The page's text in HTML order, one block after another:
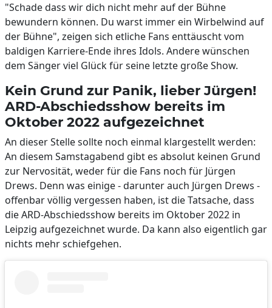
"Schade dass wir dich nicht mehr auf der Bühne
bewundern können. Du warst immer ein Wirbelwind auf
der Bühne", zeigen sich etliche Fans enttäuscht vom
baldigen Karriere-Ende ihres Idols. Andere wünschen
dem Sänger viel Glück für seine letzte große Show.
Kein Grund zur Panik, lieber Jürgen!
ARD-Abschiedsshow bereits im
Oktober 2022 aufgezeichnet
An dieser Stelle sollte noch einmal klargestellt werden:
An diesem Samstagabend gibt es absolut keinen Grund
zur Nervosität, weder für die Fans noch für Jürgen
Drews. Denn was einige - darunter auch Jürgen Drews -
offenbar völlig vergessen haben, ist die Tatsache, dass
die ARD-Abschiedsshow bereits im Oktober 2022 in
Leipzig aufgezeichnet wurde. Da kann also eigentlich gar
nichts mehr schiefgehen.